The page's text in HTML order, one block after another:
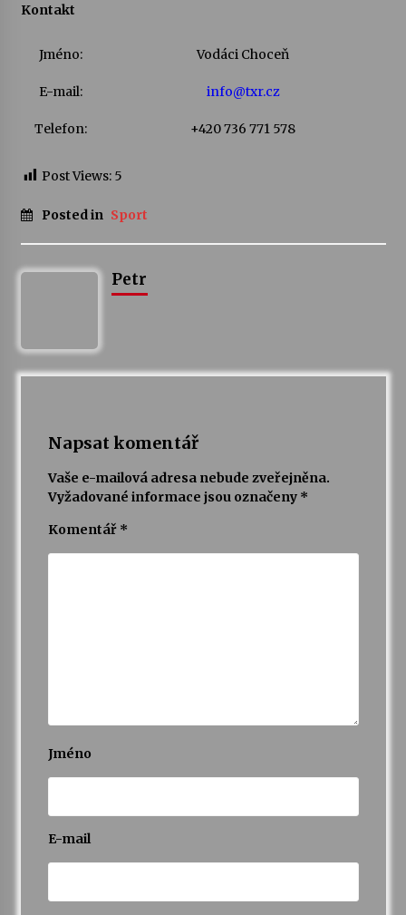
30. 6. 2026
Kontakt
Jméno: Vodáci Choceň
E-mail: info@txr.cz
Telefon: +420 736 771 578
Post Views: 5
Posted in Sport
Petr
Napsat komentář
Vaše e-mailová adresa nebude zveřejněna.
Vyžadované informace jsou označeny *
Komentář *
Jméno
E-mail